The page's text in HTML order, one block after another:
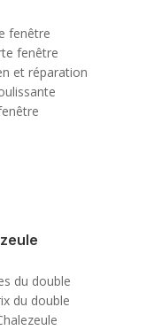
fenêtre
fenêtre
et réparation
du double
du double